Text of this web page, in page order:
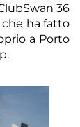
36
che ha fatto
a Porto